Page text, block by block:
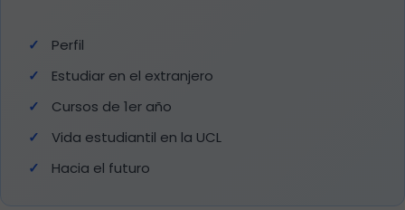
Perfil
Estudiar en el extranjero
Cursos de 1er año
Vida estudiantil en la UCL
Hacia el futuro